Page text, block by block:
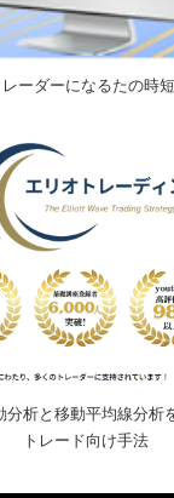
ーダーになるたの時
分析と移動平均線分析
トレード向け手法